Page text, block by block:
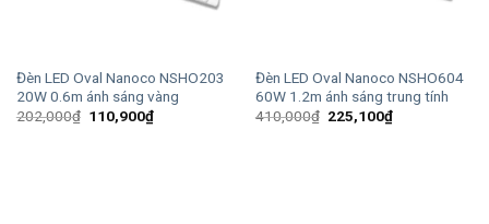
Đèn LED Oval Nanoco NSHO203
20W 0.6m ánh sáng vàng
202,000₫ Giá
110,900₫Giá
hiện
Đèn LED Oval Nanoco NSHO604
60W 1.2m ánh sáng trung tính
410,000₫ Giá
225,100₫Giá
hiện